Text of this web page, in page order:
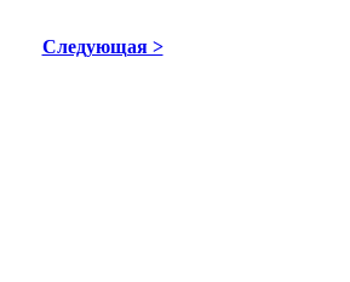
Следующая >